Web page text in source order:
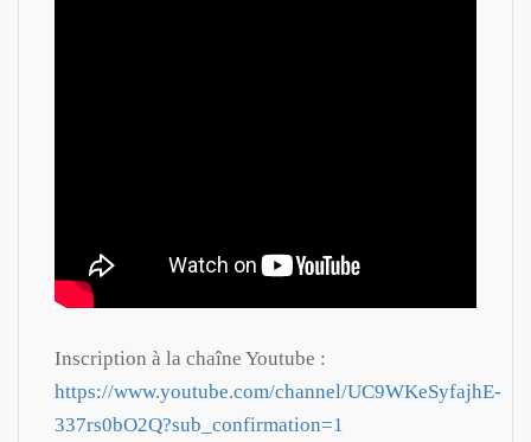
Inscription à la chaîne Youtube :
https://www.youtube.com/channel/UC9WKeSyfajhE-
337rs0bO2Q?sub_confirmation=1